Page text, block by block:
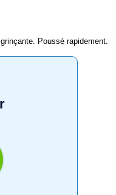
Poussé rapidement.